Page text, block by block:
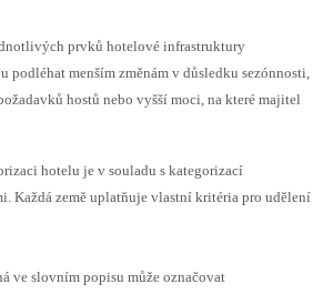
prvků hotelové infrastruktury
podléhat menším změnám v důsledku sezónnosti,
hostů nebo vyšší moci, na které majitel
hotelu je v souladu s kategorizací
Každá země uplatňuje vlastní kritéria pro udělení
ve slovním popisu může označovat